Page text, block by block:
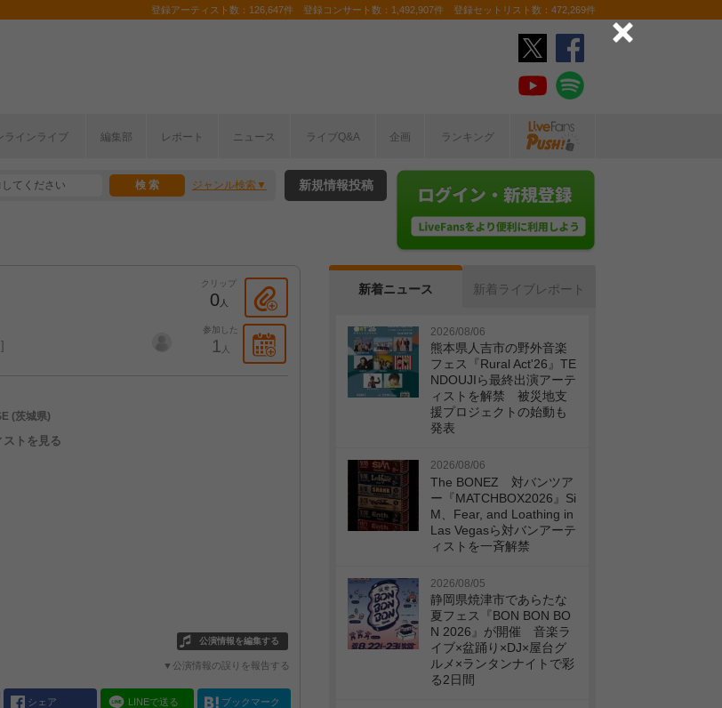
登録アーティスト数：126,647件 登録コンサート数：1,492,907件 登録セットリスト数：472,269件
ラインライブ 編集部 レポート ニュース ライブQ&A 企画 ランキング
ジャンル検索 新規情報投稿
クリップ
0人
参加した
1 人
(茨城県)
ストを見る
公演情報を編集する
▼公演情報の誤りを報告する
シェア LINEで送る ブックマーク
新着ニュース 新着ライブレポート
2026/08/06
熊本県人吉市の野外音楽
フェス『Rural Act'26』TE
NDOUJIら最終出演アーテ
ィストを解禁 被災地支
援プロジェクトの始動も
発表
2026/08/06
The BONEZ 対バンツア
ー『MATCHBOX2026』Si
M、Fear, and Loathing in
Las Vegasら対バンアーテ
ィストを一斉解禁
2026/08/05
静岡県焼津市であらたな
夏フェス『BON BON BO
N 2026』が開催 音楽ラ
イブ×盆踊り×DJ×屋台グ
ルメ×ランタンナイトで彩
る2日間